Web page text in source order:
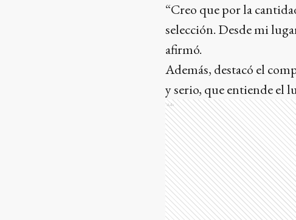
“Creo que por la
selección. Desde mi
afirmó.
Además, destacó el
y serio, que entiende el
Ads